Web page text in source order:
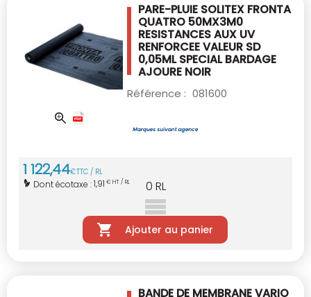
PARE-PLUIE SOLITEX FRONTA
QUATRO 50MX3M0
RESISTANCES AUX UV
RENFORCEE VALEUR SD
0,05ML SPECIAL BARDAGE
AJOURE NOIR
Référence : 081600
1 122,44€TTC / RL
Dont écotaxe :1,91 € HT / RL 0 RL
Ajouter au panier
BANDE DE MEMBRANE VARIO